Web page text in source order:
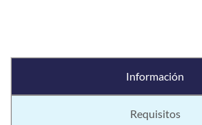
Información
Requisitos